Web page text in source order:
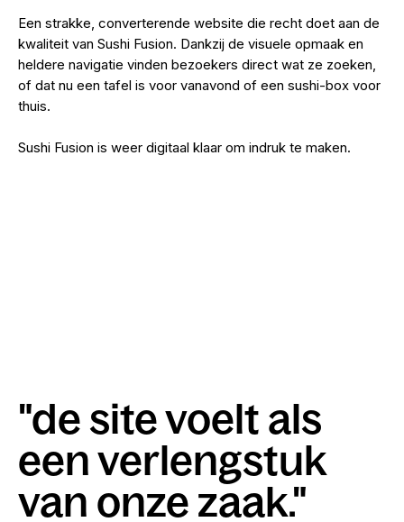
Een strakke, converterende website die recht doet aan de
kwaliteit van Sushi Fusion. Dankzij de visuele opmaak en
heldere navigatie vinden bezoekers direct wat ze zoeken,
of dat nu een tafel is voor vanavond of een sushi-box voor
thuis.
Sushi Fusion is weer digitaal klaar om indruk te maken.
"de site voelt als
een verlengstuk
van onze zaak."